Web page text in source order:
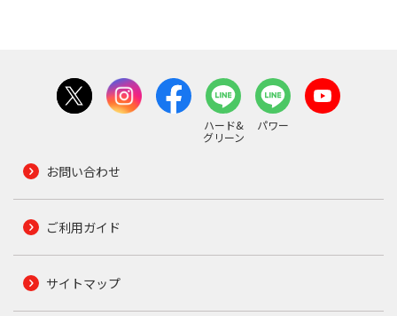
ハード&
グリーン
パワー
お問い合わせ
ご利用ガイド
サイトマップ